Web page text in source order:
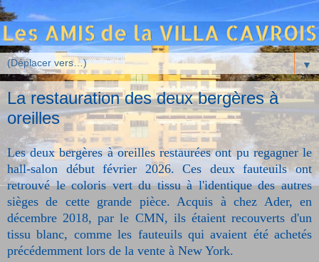
▼
La restauration des deux bergères à
oreilles
Les deux bergères à oreilles restaurées ont pu regagner le
hall-salon début février 2026. Ces deux fauteuils ont
retrouvé le coloris vert du tissu à l'identique des autres
sièges de cette grande pièce. Acquis à chez Ader, en
décembre 2018, par le CMN, ils étaient recouverts d'un
tissu blanc, comme les fauteuils qui avaient été achetés
précédemment lors de la vente à New York.